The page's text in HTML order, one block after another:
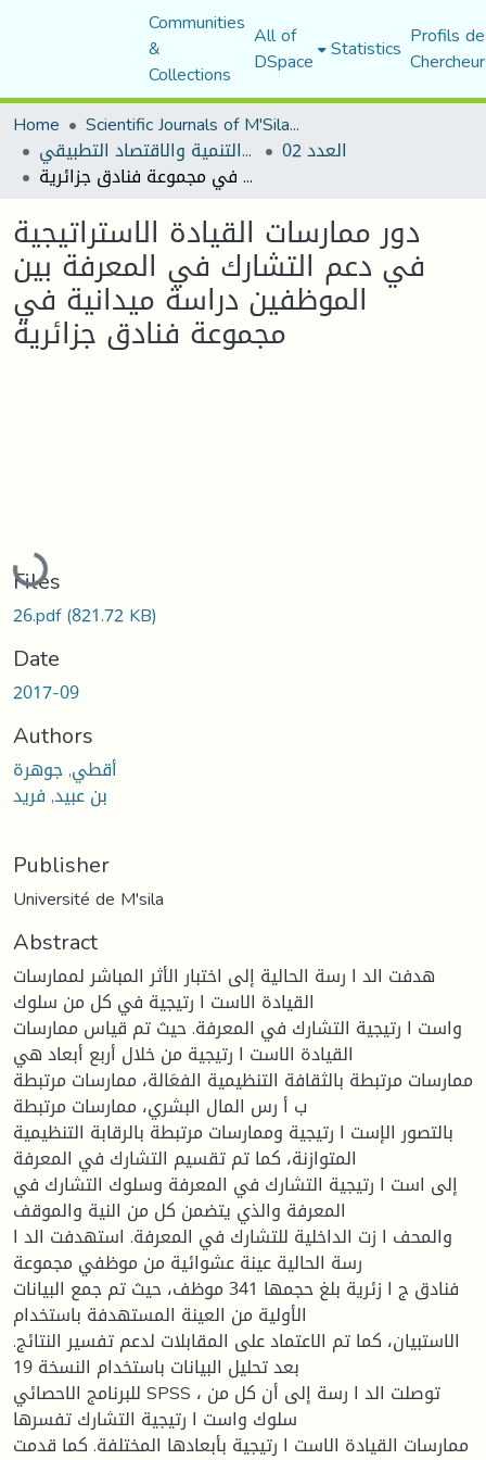
Communities
&
Collections
All of
DSpace Statistics Profils
Home
Scientific Journals of M'Sila University
مجلة التنمية والاقتصاد التطبيقي العدد 02
دور ممارسات القيادة الاستراتيجية في دعم التشارك في المعرفة بين الموظفين دراسة ميدانية في مجموعة فنادق جزائرية
دور ممارسات القيادة الاستراتيجية
في دعم التشارك في المعرفة بين
الموظفين دراسة ميدانية في
مجموعة فنادق جزائرية
Loading...
Files
26.pdf(821.72 KB)
Date
2017-09
Authors
أقطي, جوهرة
بن عبيد, فريد
Publisher
Université de M'sila
Abstract
هدفت الد ا رسة الحالية إلى اختبار الأثر المباشر لممارسات
القيادة الاست ا رتيجية في كل من سلوك
واست ا رتيجية التشارك في المعرفة. حيث تم قياس ممارسات
القيادة الاست ا رتيجية من خلال أربع أبعاد هي
ممارسات مرتبطة بالثقافة التنظيمية الفعَالة، ممارسات مرتبطة
ب أ رس المال البشري، ممارسات مرتبطة
بالتصور الإست ا رتيجية وممارسات مرتبطة بالرقابة التنظيمية
المتوازنة، كما تم تقسيم التشارك في المعرفة
إلى است ا رتيجية التشارك في المعرفة وسلوك التشارك في
المعرفة والذي يتضمن كل من النية والموقف
والمحف ا زت الداخلية للتشارك في المعرفة. استهدفت الد ا
رسة الحالية عينة عشوائية من موظفي مجموعة
فنادق ج ا زئرية بلغ حجمها 341 موظف، حيث تم جمع البيانات
الأولية من العينة المستهدفة باستخدام
الاستبيان، كما تم الاعتماد على المقابلات لدعم تفسير النتائج.
بعد تحليل البيانات باستخدام النسخة 19
للبرنامج الاحصائي SPSS ، توصلت الد ا رسة إلى أن كل من
سلوك واست ا رتيجية التشارك تفسرها
ممارسات القيادة الاست ا رتيجية بأبعادها المختلفة. كما قدمت